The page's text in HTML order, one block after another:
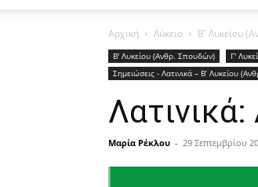
Αρχική Λύκειο Β' Λυκείου
Β' Λυκείου (Ανθρ. Σπουδών) Γ'
Σημειώσεις - Λατινικά – Β’ Λυκείου
Μαρία Ρέκλου - 29 Σεπτεμβρίου